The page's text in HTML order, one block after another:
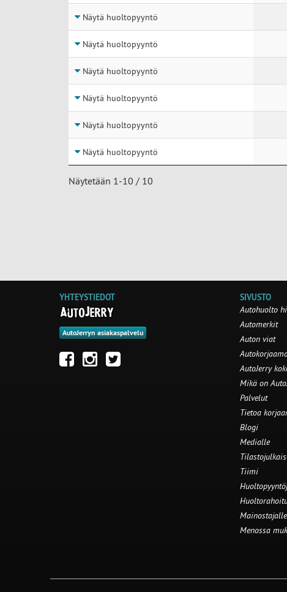
Näytä huoltopyyntö
Näytä huoltopyyntö
Näytä huoltopyyntö
Näytä huoltopyyntö
Näytä huoltopyyntö
Näytä huoltopyyntö
Näytetään 1-10 / 10
YHTEYSTIEDOT
AutoJerryn asiakaspalvelu
SIVUSTO
Autohuolto
Automerkit
Auton viat
AutoJerry
Mikä on
Palvelut
Tietoa
Blogi
Medialle
Tiimi
Mainostajalle
Menossa